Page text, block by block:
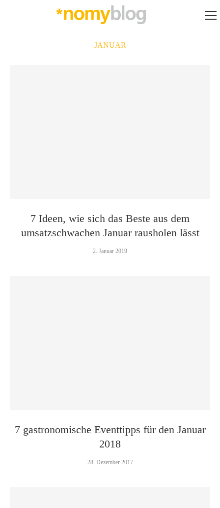
JANUAR
7 Ideen, wie sich das Beste aus dem
umsatz­schwachen Januar rausholen lässt
2. Januar 2019
7 gastro­nomische Eventtipps für den Januar
2018
28. Dezember 2017